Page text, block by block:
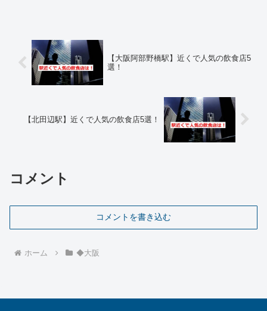
【大阪阿部野橋駅】近くで人気の飲食店5
選！
【北田辺駅】近くで人気の飲食店5選！
コメント
コメントを書き込む
ホーム ◆大阪